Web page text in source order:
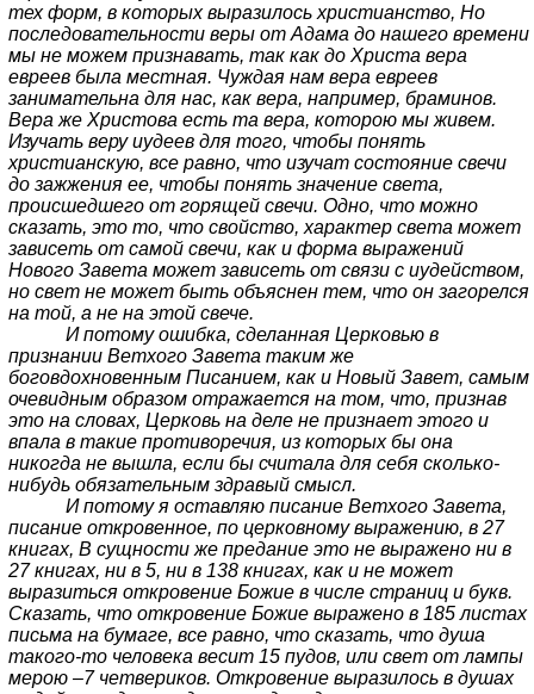
тех форм, в которых выразилось христианство, Но
последовательности веры от Адама до нашего времени
мы не можем признавать, так как до Христа вера
евреев была местная. Чуждая нам вера евреев
занимательна для нас, как вера, например, браминов.
Bеpa же Христова есть та вера, которою мы живем.
Изучать веру иудеев для того, чтобы понять
христианскую, все равно, что изучат состояние свечи
до зажжения ее, чтобы понять значение света,
происшедшего от горящей свечи. Одно, что можно
сказать, это то, что свойство, характер света может
зависеть от самой свечи, как и форма выражений
Нового Завета может зависеть от связи с иудейством,
но свет не может быть объяснен тем, что он загорелся
на той, а не на этой свече.
И потому ошибка, сделанная Церковью в
признании Ветхого Завета таким же
боговдохновенным Писанием, как и Новый Завет, самым
очевидным образом отражается на том, что, признав
это на словах, Церковь на деле не признает этого и
впала в такие противоречия, из которых бы она
никогда не вышла, если бы считала для себя сколько-
нибудь обязательным здравый смысл.
И потому я оставляю писание Ветхого Завета,
писание откровенное, по церковному выражению, в 27
книгах, В сущности же предание это не выражено ни в
27 книгах, ни в 5, ни в 138 книгах, как и не может
выразиться откровение Божие в числе страниц и букв.
Сказать, что откровение Божие выражено в 185 листах
письма на бумаге, все равно, что сказать, что душа
такого-то человека весит 15 пудов, или свет от лампы
мерою –7 четвериков. Откровение выразилось в душах